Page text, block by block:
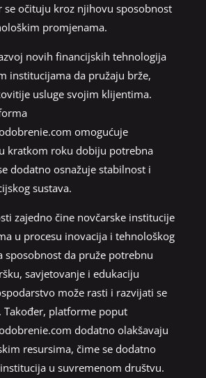
se očituju kroz njihovu sposobnost
promjenama.
novih financijskih tehnologija
institucijama da pružaju brže,
usluge svojim klijentima.
omogućuje
kratkom roku dobiju potrebna
dodatno osnažuje stabilnost i
sustava.
zajedno čine novčarske institucije
u procesu inovacija i tehnološkog
sposobnost da pruže potrebnu
savjetovanje i edukaciju
može rasti i razvijati se
Također, platforme poput
dodatno olakšavaju
resursima, čime se dodatno
u suvremenom društvu.